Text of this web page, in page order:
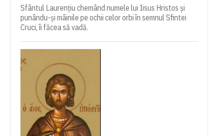
Sfântul Laurențiu chemând numele lui Iisus Hristos și
punându-și mâinile pe ochii celor orbi în semnul Sfintei
Cruci, îi făcea să vadă.